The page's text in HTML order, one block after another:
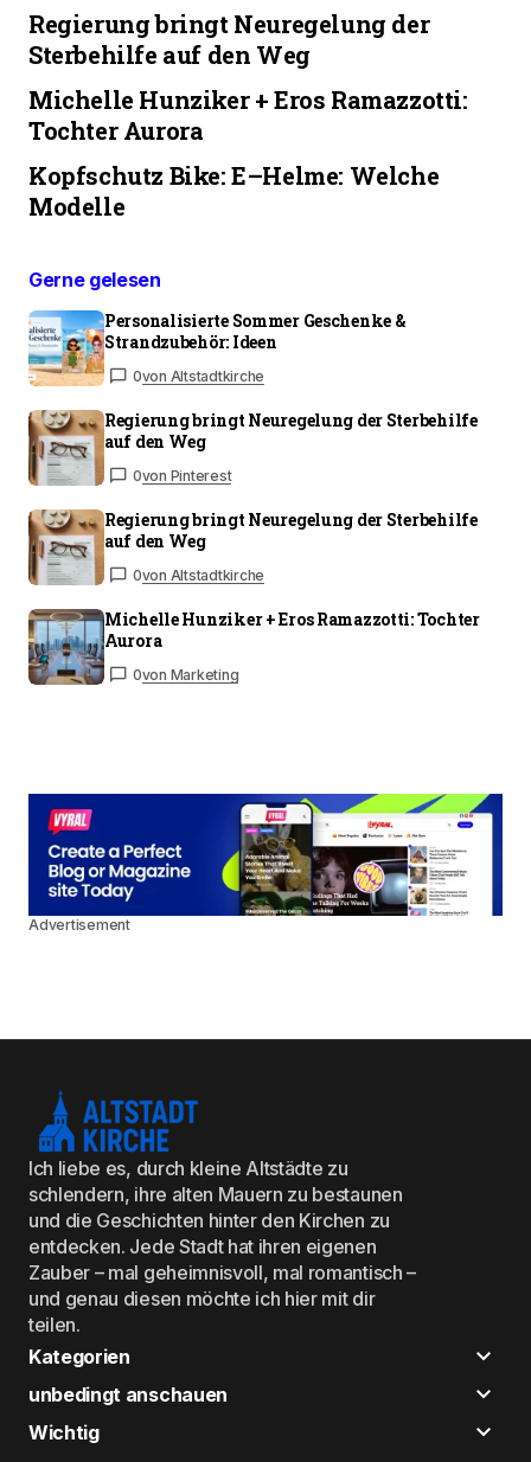
Regierung bringt Neuregelung der
Sterbehilfe auf den Weg
Michelle Hunziker + Eros Ramazzotti:
Tochter Aurora
Kopfschutz Bike: E–Helme: Welche
Modelle
Gerne gelesen
Personalisierte Sommer Geschenke &
Strandzubehör: Ideen
0von Altstadtkirche
Regierung bringt Neuregelung der Sterbehilfe
auf den Weg
0von Pinterest
Regierung bringt Neuregelung der Sterbehilfe
auf den Weg
0von Altstadtkirche
Michelle Hunziker + Eros Ramazzotti: Tochter
Aurora
0von Marketing
Advertisement
Ich liebe es, durch kleine Altstädte zu
schlendern, ihre alten Mauern zu bestaunen
und die Geschichten hinter den Kirchen zu
entdecken. Jede Stadt hat ihren eigenen
Zauber – mal geheimnisvoll, mal romantisch –
und genau diesen möchte ich hier mit dir
teilen.
Kategorien
unbedingt anschauen
Wichtig